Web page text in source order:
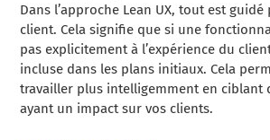
Dans l’approche Lean UX, tout est
client. Cela signifie que si une
pas explicitement à l’expérience du
incluse dans les plans initiaux. Cela
travailler plus intelligemment en ciblant
ayant un impact sur vos clients.